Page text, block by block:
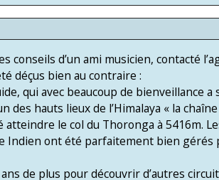
d’un ami musicien, contacté
déçus bien au contraire :
qui avec beaucoup de bienveillance a
hauts lieux de l’Himalaya « la
le col du Thoronga à 5416m.
Indien ont été parfaitement bien gérés
de plus pour découvrir d’autres